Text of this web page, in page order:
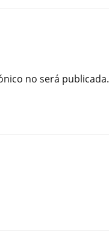
no será publicada.